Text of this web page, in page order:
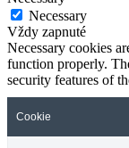
Necessary
Vždy zapnuté
Necessary cookies
function properly.
security features of
Cookie